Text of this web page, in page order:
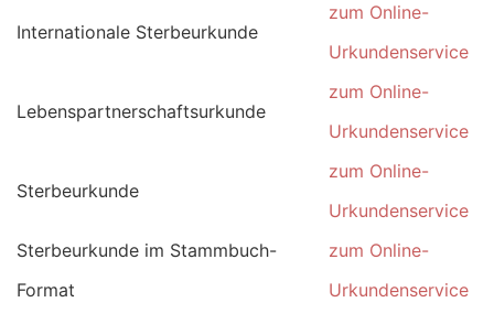
Internationale Sterbeurkunde
zum Online-
Urkundenservice
Lebenspartnerschaftsurkunde
zum Online-
Urkundenservice
Sterbeurkunde
zum Online-
Urkundenservice
Sterbeurkunde im Stammbuch-
Format
zum Online-
Urkundenservice